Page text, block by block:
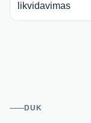
likvidavimas
DUK